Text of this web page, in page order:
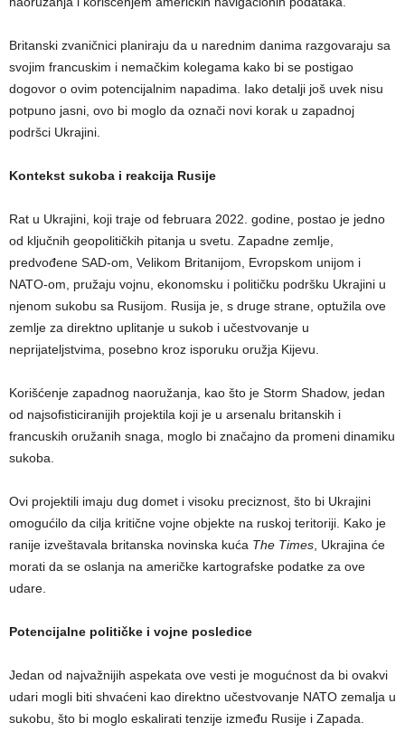
Britanski zvaničnici planiraju da u narednim danima razgovaraju sa
svojim francuskim i nemačkim kolegama kako bi se postigao
dogovor o ovim potencijalnim napadima. Iako detalji još uvek nisu
potpuno jasni, ovo bi moglo da označi novi korak u zapadnoj
podršci Ukrajini.
Kontekst sukoba i reakcija Rusije
Rat u Ukrajini, koji traje od februara 2022. godine, postao je jedno
od ključnih geopolitičkih pitanja u svetu. Zapadne zemlje,
predvođene SAD-om, Velikom Britanijom, Evropskom unijom i
NATO-om, pružaju vojnu, ekonomsku i političku podršku Ukrajini u
njenom sukobu sa Rusijom. Rusija je, s druge strane, optužila ove
zemlje za direktno uplitanje u sukob i učestvovanje u
neprijateljstvima, posebno kroz isporuku oružja Kijevu.
Korišćenje zapadnog naoružanja, kao što je Storm Shadow, jedan
od najsofisticiranijih projektila koji je u arsenalu britanskih i
francuskih oružanih snaga, moglo bi značajno da promeni dinamiku
sukoba.
Ovi projektili imaju dug domet i visoku preciznost, što bi Ukrajini
omogućilo da cilja kritične vojne objekte na ruskoj teritoriji. Kako je
ranije izveštavala britanska novinska kuća The Times , Ukrajina će
morati da se oslanja na američke kartografske podatke za ove
udare.
Potencijalne političke i vojne posledice
Jedan od najvažnijih aspekata ove vesti je mogućnost da bi ovakvi
udari mogli biti shvaćeni kao direktno učestvovanje NATO zemalja u
sukobu, što bi moglo eskalirati tenzije između Rusije i Zapada.